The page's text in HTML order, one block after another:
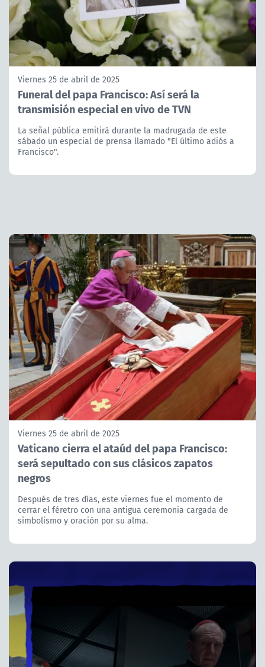
Viernes 25 de abril de 2025
Funeral del papa Francisco: Así será la
transmisión especial en vivo de TVN
La señal pública emitirá durante la madrugada de este
sábado un especial de prensa llamado "El último adiós a
Francisco".
Viernes 25 de abril de 2025
Vaticano cierra el ataúd del papa Francisco:
será sepultado con sus clásicos zapatos
negros
Después de tres días, este viernes fue el momento de
cerrar el féretro con una antigua ceremonia cargada de
simbolismo y oración por su alma.